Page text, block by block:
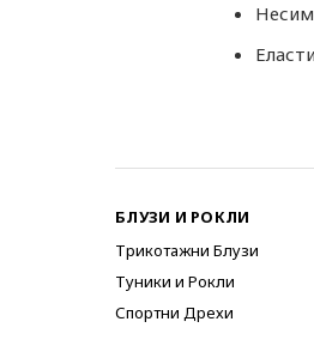
БЛУЗИ И РОКЛИ
Трикотажни Блузи
Туники и Рокли
Спортни Дрехи